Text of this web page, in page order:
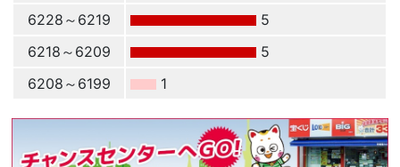
6228～6219
5
6218～6209
5
6208～6199
1